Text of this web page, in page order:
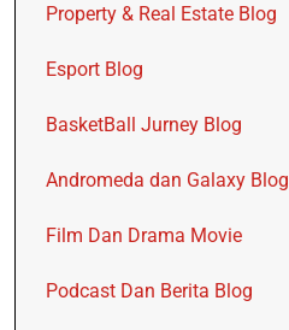
Property & Real Estate Blog
Esport Blog
BasketBall Jurney Blog
Andromeda dan Galaxy Blog
Film Dan Drama Movie
Podcast Dan Berita Blog